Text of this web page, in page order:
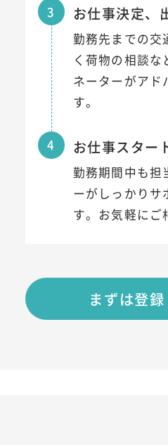
3 お仕事決定、
勤務先までの交
く荷物の相談な
ネーターがアド
す。
4 お仕事スター
勤務期間中も担
ーがしっかりサ
す。お気軽にご
まずは登録